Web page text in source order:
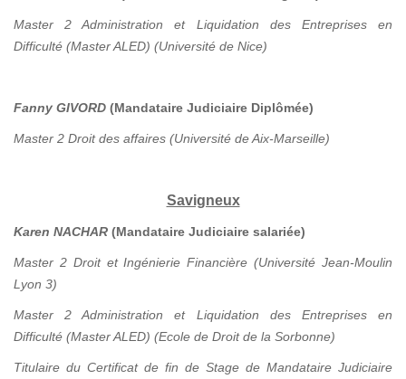
Master 2 Administration et Liquidation des Entreprises en
Difficulté (Master ALED) (Université de Nice)
Fanny GIVORD (Mandataire Judiciaire Diplômée)
Master 2 Droit des affaires (Université de Aix-Marseille)
Savigneux
Karen NACHAR (Mandataire Judiciaire salariée)
Master 2 Droit et Ingénierie Financière (Université Jean-Moulin
Lyon 3)
Master 2 Administration et Liquidation des Entreprises en
Difficulté (Master ALED) (Ecole de Droit de la Sorbonne)
Titulaire du Certificat de fin de Stage de Mandataire Judiciaire